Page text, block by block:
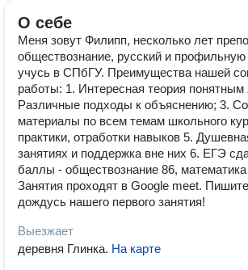
О себе
Меня зовут Филипп, несколько лет
обществознание, русский и профильную
учусь в СПбГУ. Преимущества нашей
работы: 1. Интересная теория понятным
Различные подходы к объяснению; 3.
материалы по всем темам школьного
практики, отработки навыков 5.
занятиях и поддержка вне них 6. ЕГЭ
баллы - обществознание 86, математика
Занятия проходят в Google meet.
дождусь нашего первого занятия!
Выезжает
деревня Глинка. На карте